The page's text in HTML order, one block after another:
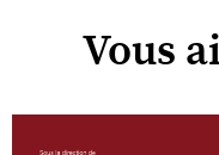
Vous